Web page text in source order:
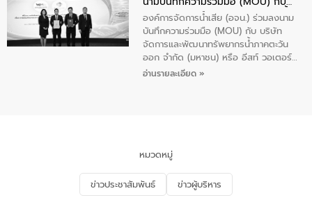
นักเรียนชั้นประถมศึกษาปีที่ 5 โรงเรียน
เทศบาล 1 (พะเยาประชานุกูล) จำนวน 30
คน
บริษัท จัดการและพัฒนาทรัพยากรน้ำ
ภาคตะวันออก จำกัด (มหาชน) หรือ อีส
ท์ วอเตอร์
องค์การจัดการน้ำเสีย (อจน.) ร่วมลงนาม
บันทึกความร่วมมือ (MOU) กับ บริษัท
จัดการและพัฒนาทรัพยากรน้ำภาคตะวัน
ออก จำกัด (มหาชน) หรือ อีสท์ วอเตอร์
เมื่อวันอังคารที่ 4 สิงหาคม 2569 ณ ห้อง
ด้านน้ำของประเทศ และเตรียมความพร้อม
รองรับการเติบโตของเมือง รวมถึงการ
ลงทุนในอุตสาหกรรมแห่งอนาคต ตลอดจน
มุ่งตอบโจทย์ความท้าทายจากวิกฤตการ
อ่านรายละเอียด »
หมวดหมู่
ข่าวประชาสัมพันธ์ ข่าวผู้บริหาร